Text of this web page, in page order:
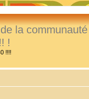
la communauté
!
!!!!